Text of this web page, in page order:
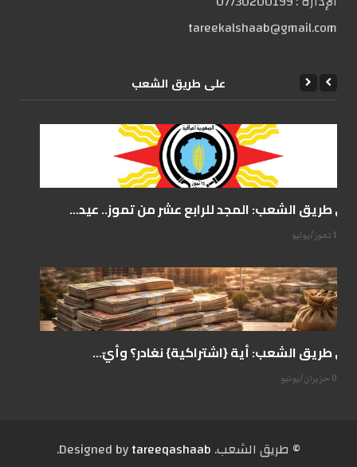
tareekalshaab@gmail.com
علی طریق الشعب
على طريق الشعب: المجد للرابع عشر من تموز.. عيد...
14 تموز/يوليو
على طريق الشعب: أية {اشتراكية} نغادر؟ وأيّ...
07 حزيران/يونيو
© طریق الشعب. Designed by tareeqashaab
.